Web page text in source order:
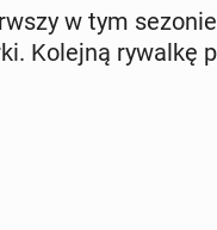
w tym
Kolejną rywalkę